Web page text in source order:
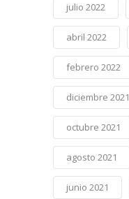
julio 2022
abril 2022
febrero 2022
diciembre 2021
octubre 2021
agosto 2021
junio 2021